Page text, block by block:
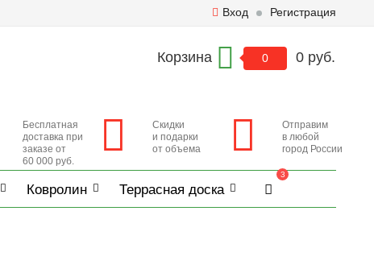
Вход Регистрация
Корзина 0 0 руб.
Бесплатная
доставка при
заказе от
60 000 руб.
Скидки
и подарки
от объема
Отправим
в любой
город России
Ковролин Террасная доска
3